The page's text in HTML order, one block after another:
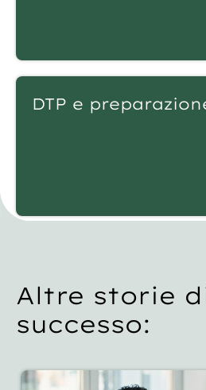
DTP e
Altre storie
successo: